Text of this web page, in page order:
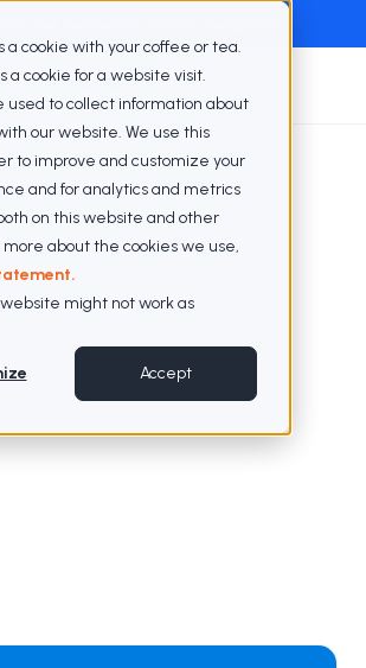
a cookie with your coffee or tea.
a cookie for a website visit.
used to collect information about
our website. We use this
to improve and customize your
and for analytics and metrics
on this website and other
about the cookies we use,
might not work as
Accept